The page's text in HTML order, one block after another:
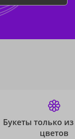
Букеты только
цветов